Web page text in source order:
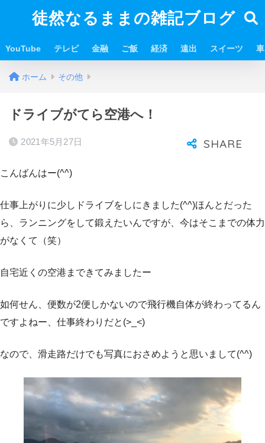
徒然なるままの雑記ブログ
YouTube テレビ 金融 ご飯 経済 遠出 スイーツ 車
ホーム その他
ドライブがてら空港へ！
2021年5月27日
こんばんはー(^^)
仕事上がりに少しドライブをしにきました(^^)ほんとだった
ら、ランニングをして鍛えたいんですが、今はそこまでの体力
がなくて（笑）
自宅近くの空港まできてみましたー
如何せん、便数が2便しかないので飛行機自体が終わってるん
ですよねー、仕事終わりだと(>_<)
なので、滑走路だけでも写真におさめようと思いまして(^^)